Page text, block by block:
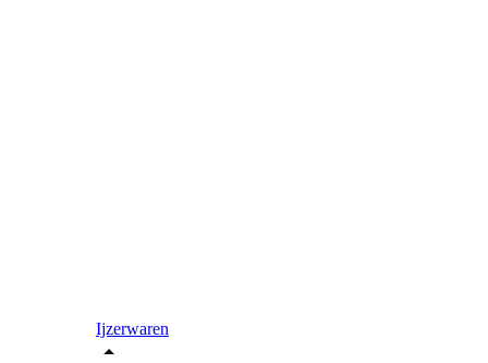
Ijzerwaren